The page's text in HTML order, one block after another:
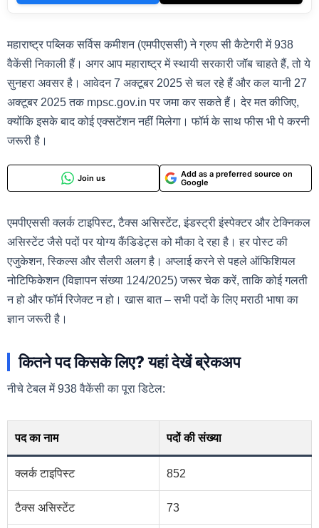
महाराष्ट्र पब्लिक सर्विस कमीशन (एमपीएससी) ने ग्रुप सी कैटेगरी में 938
वैकेंसी निकाली हैं। अगर आप महाराष्ट्र में स्थायी सरकारी जॉब चाहते हैं, तो ये
सुनहरा अवसर है। आवेदन 7 अक्टूबर 2025 से चल रहे हैं और कल यानी 27
अक्टूबर 2025 तक mpsc.gov.in पर जमा कर सकते हैं। देर मत कीजिए,
क्योंकि इसके बाद कोई एक्सटेंशन नहीं मिलेगा। फॉर्म के साथ फीस भी पे करनी
जरूरी है।
Join us
Add as a preferred source on
Google
एमपीएससी क्लर्क टाइपिस्ट, टैक्स असिस्टेंट, इंडस्ट्री इंस्पेक्टर और टेक्निकल
असिस्टेंट जैसे पदों पर योग्य कैंडिडेट्स को मौका दे रहा है। हर पोस्ट की
एजुकेशन, स्किल्स और सैलरी अलग है। अप्लाई करने से पहले ऑफिशियल
नोटिफिकेशन (विज्ञापन संख्या 124/2025) जरूर चेक करें, ताकि कोई गलती
न हो और फॉर्म रिजेक्ट न हो। खास बात – सभी पदों के लिए मराठी भाषा का
ज्ञान जरूरी है।
कितने पद किसके लिए? यहां देखें ब्रेकअप
नीचे टेबल में 938 वैकेंसी का पूरा डिटेल:
पद का नाम पदों की संख्या
क्लर्क टाइपिस्ट 852
टैक्स असिस्टेंट 73